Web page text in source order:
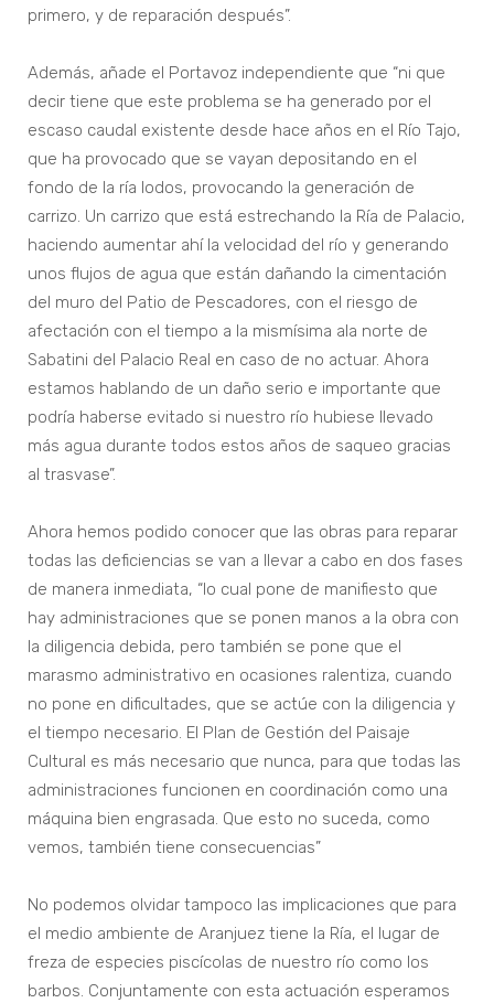
primero, y de reparación después”.
Además, añade el Portavoz independiente que “ni que
decir tiene que este problema se ha generado por el
escaso caudal existente desde hace años en el Río Tajo,
que ha provocado que se vayan depositando en el
fondo de la ría lodos, provocando la generación de
carrizo. Un carrizo que está estrechando la Ría de Palacio,
haciendo aumentar ahí la velocidad del río y generando
unos flujos de agua que están dañando la cimentación
del muro del Patio de Pescadores, con el riesgo de
afectación con el tiempo a la mismísima ala norte de
Sabatini del Palacio Real en caso de no actuar. Ahora
estamos hablando de un daño serio e importante que
podría haberse evitado si nuestro río hubiese llevado
más agua durante todos estos años de saqueo gracias
al trasvase”.
Ahora hemos podido conocer que las obras para reparar
todas las deficiencias se van a llevar a cabo en dos fases
de manera inmediata, “lo cual pone de manifiesto que
hay administraciones que se ponen manos a la obra con
la diligencia debida, pero también se pone que el
marasmo administrativo en ocasiones ralentiza, cuando
no pone en dificultades, que se actúe con la diligencia y
el tiempo necesario. El Plan de Gestión del Paisaje
Cultural es más necesario que nunca, para que todas las
administraciones funcionen en coordinación como una
máquina bien engrasada. Que esto no suceda, como
vemos, también tiene consecuencias”
No podemos olvidar tampoco las implicaciones que para
el medio ambiente de Aranjuez tiene la Ría, el lugar de
freza de especies piscícolas de nuestro río como los
barbos. Conjuntamente con esta actuación esperamos